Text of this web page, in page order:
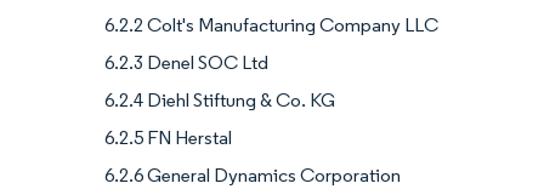
6.2.2 Colt's Manufacturing Company LLC
6.2.3 Denel SOC Ltd
6.2.4 Diehl Stiftung & Co. KG
6.2.5 FN Herstal
6.2.6 General Dynamics Corporation